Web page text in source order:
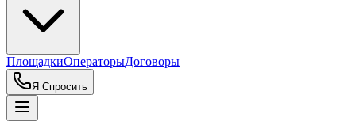
ПлощадкиОператорыДоговоры
Я Спросить